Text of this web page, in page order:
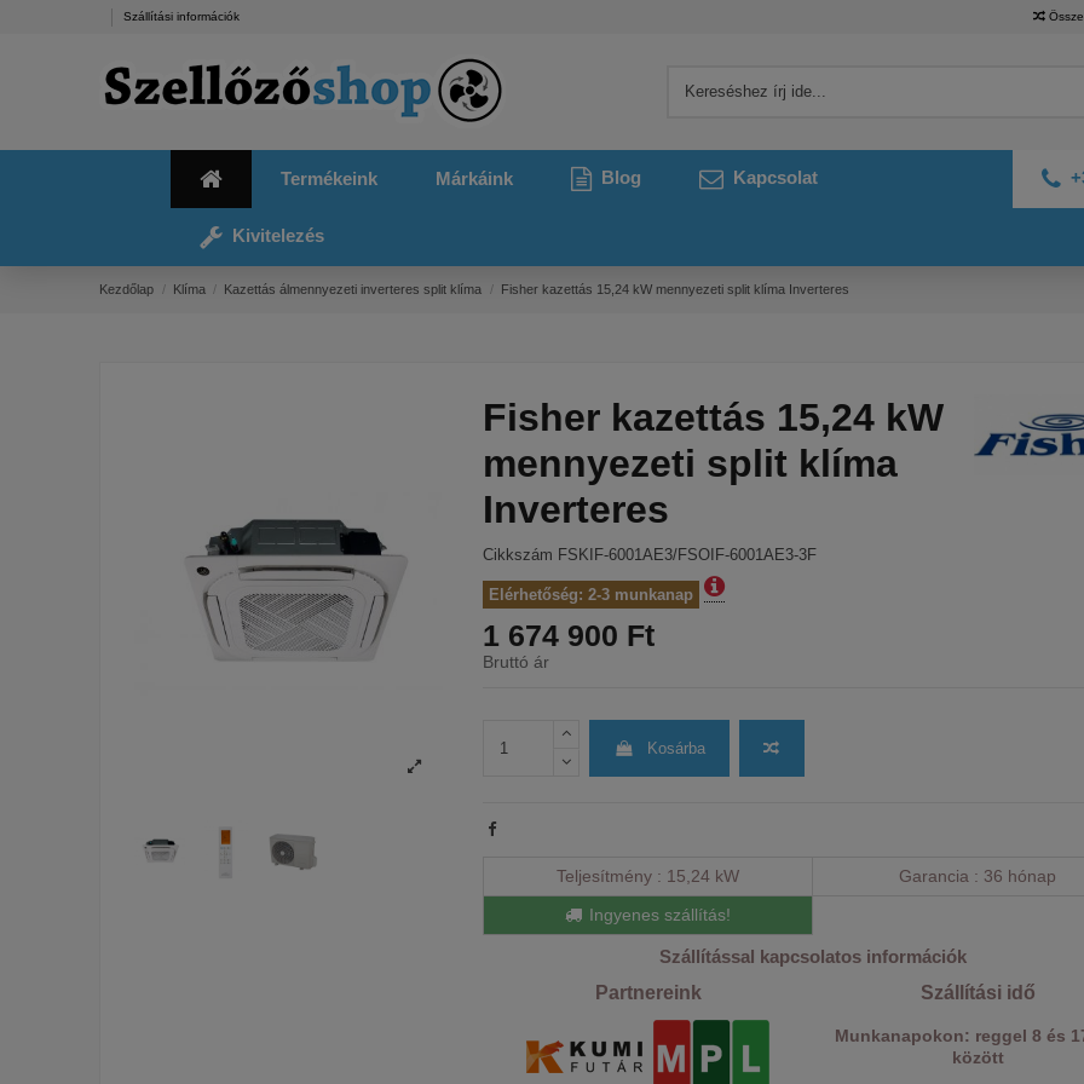
Szállítási információk
Termékeink Márkáink Blog Kapcsolat
Kivitelezés
Kezdőlap Klíma Kazettás álmennyezeti inverteres split klíma Fisher kazettás 15,24 kW mennyezeti split klíma Inverteres
Fisher kazettás 15,24 kW
mennyezeti split klíma
Inverteres
Cikkszám FSKIF-6001AE3/FSOIF-6001AE3-3F
Elérhetőség: 2-3 munkanap
1 674 900 Ft
Bruttó ár
Kosárba
Teljesítmény 15,24 kW Garancia
36 hónap
Ingyenes szállítás!
Szállítással kapcsolatos információk
Partnereink Szállítási idő
Munkanapokon: reggel 8 és
között